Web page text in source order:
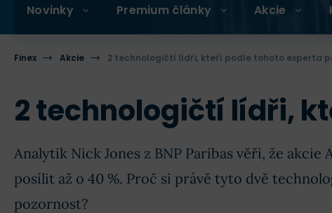
Novinky Premium články Akcie
Finex Akcie 2 technologičtí lídři, kteří podle tohoto experta
2 technologičtí lídři,
Analytik Nick Jones z BNP Paribas věří, že
posílit až o 40 %. Proč si právě tyto dvě
pozornost?